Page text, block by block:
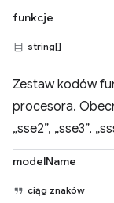
funkcje
string[]
Zestaw kodów
procesora.
„sse2”, „sse3”,
modelName
ciąg znaków